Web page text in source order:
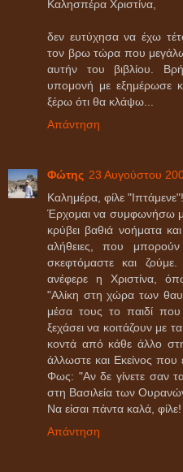
Καλησπέρα Χριστίνα,
δεν ευτύχησα να έχω
τον βρω τώρα που
αυτήν του βιβλίου.
υπομονή με εξημέρωσε
ξέρω ότι θα κλάψω...
Απάντηση
Φώτης 23 Αυγούστου
Καλημέρα, φίλε "Ιπτάμενε"!
Έρχομαι να συμφωνήσω
κρύβει βαθιά νοήματα
αλήθειες, που
σκεφτόμαστε και
ανέφερε η Χριστίνα,
"Αλίκη στη χώρα των
μέσα τους το παιδί
ξεχάσει να κοιτάζουν με
κοντά από κάθε άλλο
άλλωστε και Εκείνος που
Φως: "Αν δε γίνετε σαν
στη Βασιλεία των
Να είσαι πάντα καλά, φίλε!
Απάντηση